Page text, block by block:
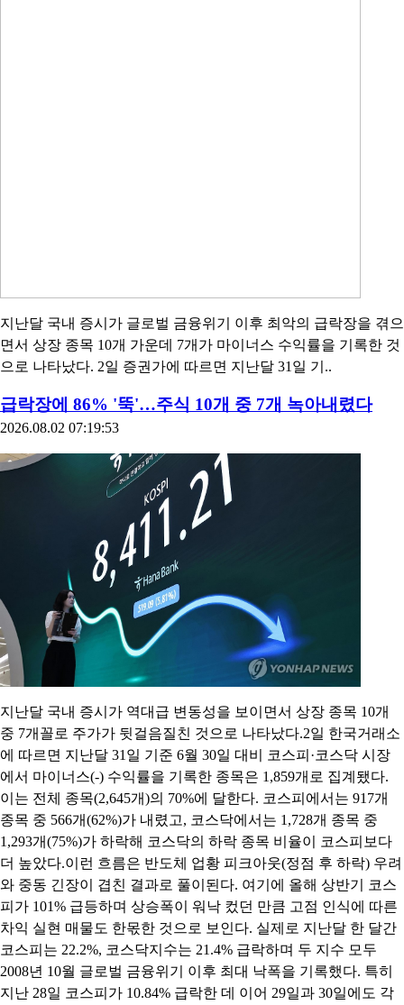
지난달 국내 증시가 글로벌 금융위기 이후 최악의 급락장을 겪으
면서 상장 종목 10개 가운데 7개가 마이너스 수익률을 기록한 것
으로 나타났다. 2일 증권가에 따르면 지난달 31일 기..
급락장에 86% '뚝'…주식 10개 중 7개 녹아내렸다
2026.08.02 07:19:53
지난달 국내 증시가 역대급 변동성을 보이면서 상장 종목 10개
중 7개꼴로 주가가 뒷걸음질친 것으로 나타났다.2일 한국거래소
에 따르면 지난달 31일 기준 6월 30일 대비 코스피·코스닥 시장
에서 마이너스(-) 수익률을 기록한 종목은 1,859개로 집계됐다.
이는 전체 종목(2,645개)의 70%에 달한다. 코스피에서는 917개
종목 중 566개(62%)가 내렸고, 코스닥에서는 1,728개 종목 중
1,293개(75%)가 하락해 코스닥의 하락 종목 비율이 코스피보다
더 높았다.이런 흐름은 반도체 업황 피크아웃(정점 후 하락) 우려
와 중동 긴장이 겹친 결과로 풀이된다. 여기에 올해 상반기 코스
피가 101% 급등하며 상승폭이 워낙 컸던 만큼 고점 인식에 따른
차익 실현 매물도 한몫한 것으로 보인다. 실제로 지난달 한 달간
코스피는 22.2%, 코스닥지수는 21.4% 급락하며 두 지수 모두
2008년 10월 글로벌 금융위기 이후 최대 낙폭을 기록했다. 특히
지난 28일 코스피가 10.84% 급락한 데 이어 29일과 30일에도 각